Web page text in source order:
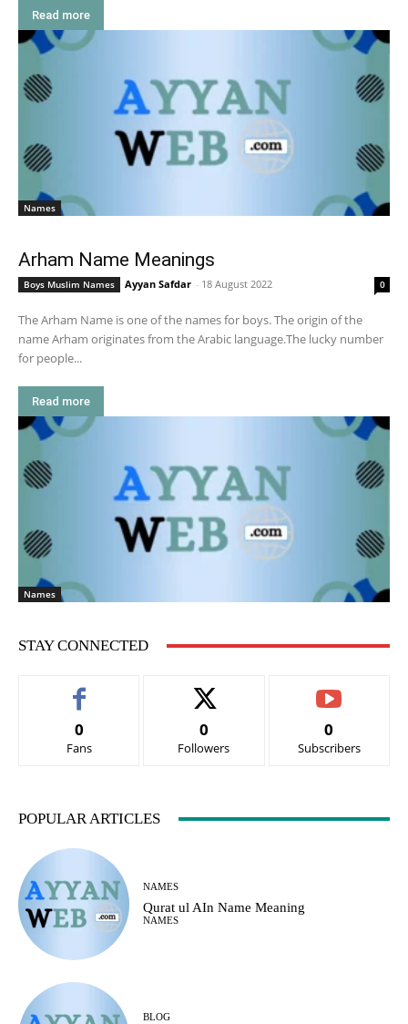
Read more
Names
Arham Name Meanings
Boys Muslim Names Ayyan Safdar - 18 August 2022 0
The Arham Name is one of the names for boys. The origin of the
name Arham originates from the Arabic language.The lucky number
for people...
Read more
Names
STAY CONNECTED
0
Fans
0
Followers
0
Subscribers
POPULAR ARTICLES
NAMES
Qurat ul AIn Name Meaning
NAMES
BLOG